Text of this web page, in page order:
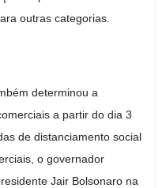
outras categorias.
determinou a
a partir do dia 3
de distanciamento social
o governador
Jair Bolsonaro na